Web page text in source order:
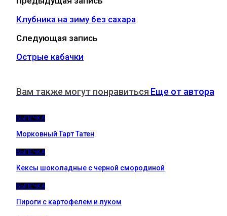
Клубника на зиму без сахара
Следующая запись
Острые кабачки
Вам также могут понравиться Еще от автора
ВЫПЕЧКА
Морковный Тарт Татен
ВЫПЕЧКА
Кексы шоколадные с черной смородиной
ВЫПЕЧКА
Пироги c картофелем и луком